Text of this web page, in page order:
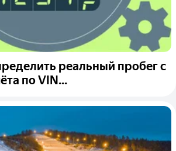
реальный пробег с
по VIN...